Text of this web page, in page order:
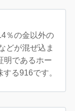
％の金以外の
どが混ぜ込ま
明であるホー
る916です。